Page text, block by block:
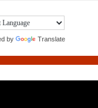
by Translate